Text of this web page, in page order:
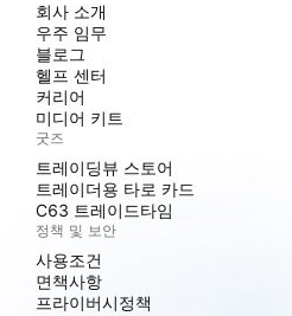
회사 소개
우주 임무
블로그
헬프 센터
커리어
미디어 키트
굿즈
트레이딩뷰 스토어
트레이더용 타로 카드
C63 트레이드타임
정책 및 보안
사용조건
면책사항
프라이버시정책